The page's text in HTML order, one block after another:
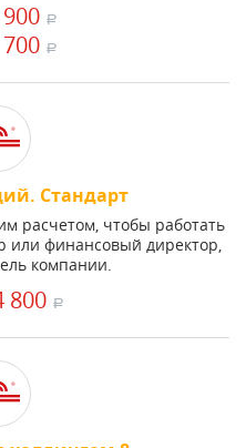
a
700 a
Стандарт
расчетом, чтобы работать
или финансовый директор,
компании.
800 a